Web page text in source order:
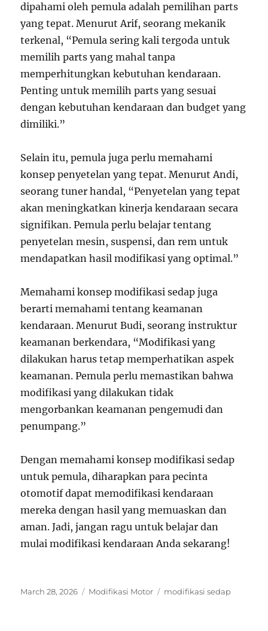
dipahami oleh pemula adalah pemilihan parts
yang tepat. Menurut Arif, seorang mekanik
terkenal, “Pemula sering kali tergoda untuk
memilih parts yang mahal tanpa
memperhitungkan kebutuhan kendaraan.
Penting untuk memilih parts yang sesuai
dengan kebutuhan kendaraan dan budget yang
dimiliki.”
Selain itu, pemula juga perlu memahami
konsep penyetelan yang tepat. Menurut Andi,
seorang tuner handal, “Penyetelan yang tepat
akan meningkatkan kinerja kendaraan secara
signifikan. Pemula perlu belajar tentang
penyetelan mesin, suspensi, dan rem untuk
mendapatkan hasil modifikasi yang optimal.”
Memahami konsep modifikasi sedap juga
berarti memahami tentang keamanan
kendaraan. Menurut Budi, seorang instruktur
keamanan berkendara, “Modifikasi yang
dilakukan harus tetap memperhatikan aspek
keamanan. Pemula perlu memastikan bahwa
modifikasi yang dilakukan tidak
mengorbankan keamanan pengemudi dan
penumpang.”
Dengan memahami konsep modifikasi sedap
untuk pemula, diharapkan para pecinta
otomotif dapat memodifikasi kendaraan
mereka dengan hasil yang memuaskan dan
aman. Jadi, jangan ragu untuk belajar dan
mulai modifikasi kendaraan Anda sekarang!
Posted
March 28, 2026 Categories
Modifikasi Motor Tags
modifikasi sedap